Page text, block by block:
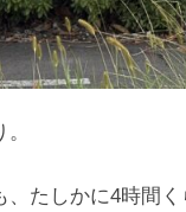
たしかに4時間く